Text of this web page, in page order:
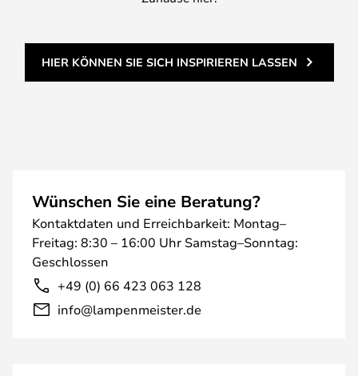
HIER KÖNNEN SIE SICH INSPIRIEREN LASSEN
Wünschen Sie eine Beratung?
Kontaktdaten und Erreichbarkeit: Montag–
Freitag: 8:30 – 16:00 Uhr Samstag–Sonntag:
Geschlossen
+49 (0) 66 423 063 128
info@lampenmeister.de